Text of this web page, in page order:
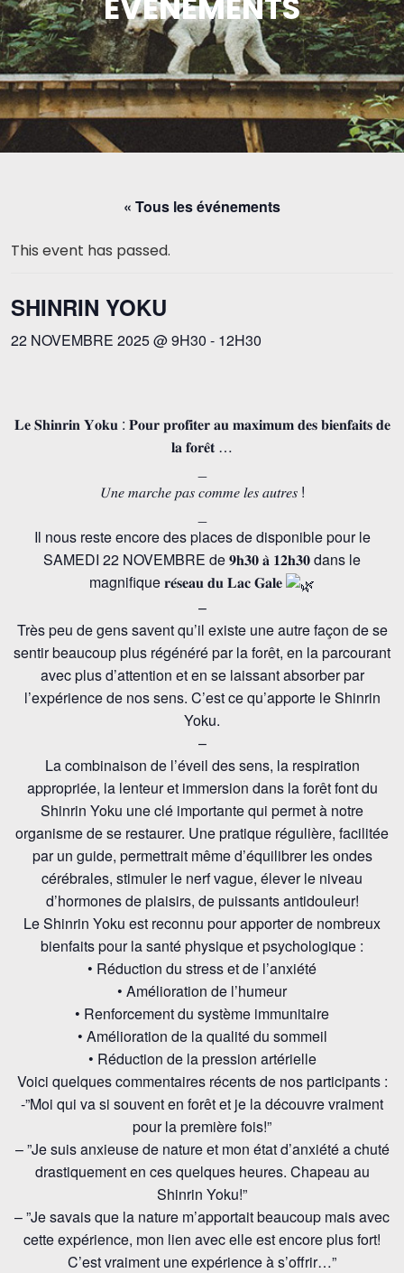
ÉVÉNEMENTS
« Tous les événements
This event has passed.
SHINRIN YOKU
22 NOVEMBRE 2025 @ 9H30 - 12H30
𝐋𝐞 𝐒𝐡𝐢𝐧𝐫𝐢𝐧 𝐘𝐨𝐤𝐮 : 𝐏𝐨𝐮𝐫 𝐩𝐫𝐨𝐟𝐢𝐭𝐞𝐫 𝐚𝐮 𝐦𝐚𝐱𝐢𝐦𝐮𝐦 𝐝𝐞𝐬 𝐛𝐢𝐞𝐧𝐟𝐚𝐢𝐭𝐬 𝐝𝐞
𝐥𝐚 𝐟𝐨𝐫𝐞̂𝐭 …
𝑈𝑛𝑒 𝑚𝑎𝑟𝑐ℎ𝑒 𝑝𝑎𝑠 𝑐𝑜𝑚𝑚𝑒 𝑙𝑒𝑠 𝑎𝑢𝑡𝑟𝑒𝑠 !
Il nous reste encore des places de disponible pour le
SAMEDI 22 NOVEMBRE de 𝟗𝐡𝟑𝟎 𝐚̀ 𝟏𝟐𝐡𝟑𝟎 dans le
magnifique 𝐫𝐞́𝐬𝐞𝐚𝐮 𝐝𝐮 𝐋𝐚𝐜 𝐆𝐚𝐥𝐞
–
Très peu de gens savent qu’il existe une autre façon de se
sentir beaucoup plus régénéré par la forêt, en la parcourant
avec plus d’attention et en se laissant absorber par
l’expérience de nos sens. C’est ce qu’apporte le Shinrin
Yoku.
–
La combinaison de l’éveil des sens, la respiration
appropriée, la lenteur et immersion dans la forêt font du
Shinrin Yoku une clé importante qui permet à notre
organisme de se restaurer. Une pratique régulière, facilitée
par un guide, permettrait même d’équilibrer les ondes
cérébrales, stimuler le nerf vague, élever le niveau
d’hormones de plaisirs, de puissants antidouleur!
Le Shinrin Yoku est reconnu pour apporter de nombreux
bienfaits pour la santé physique et psychologique :
• Réduction du stress et de l’anxiété
• Amélioration de l’humeur
• Renforcement du système immunitaire
• Amélioration de la qualité du sommeil
• Réduction de la pression artérielle
Voici quelques commentaires récents de nos participants :
-”Moi qui va si souvent en forêt et je la découvre vraiment
pour la première fois!”
– ”Je suis anxieuse de nature et mon état d’anxiété a chuté
drastiquement en ces quelques heures. Chapeau au
Shinrin Yoku!”
– ”Je savais que la nature m’apportait beaucoup mais avec
cette expérience, mon lien avec elle est encore plus fort!
C’est vraiment une expérience à s’offrir…”